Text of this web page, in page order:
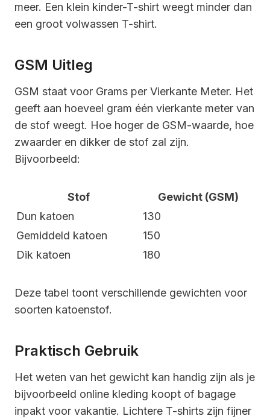
meer. Een klein kinder-T-shirt weegt minder dan
een groot volwassen T-shirt.
GSM Uitleg
GSM staat voor Grams per Vierkante Meter. Het
geeft aan hoeveel gram één vierkante meter van
de stof weegt. Hoe hoger de GSM-waarde, hoe
zwaarder en dikker de stof zal zijn.
Bijvoorbeeld:
Stof
Gewicht (GSM)
Dun katoen
130
Gemiddeld katoen
150
Dik katoen
180
Deze tabel toont verschillende gewichten voor
soorten katoenstof.
Praktisch Gebruik
Het weten van het gewicht kan handig zijn als je
bijvoorbeeld online kleding koopt of bagage
inpakt voor vakantie. Lichtere T-shirts zijn fijner